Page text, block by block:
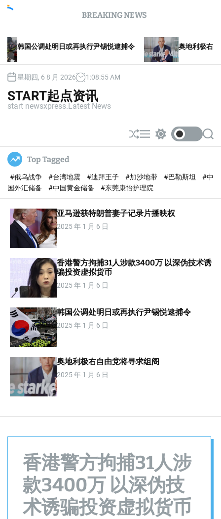
BREAKING NEWS
或再执行尹锡悦逮捕令 奥地利极右自由党将寻求组阁
星期四, 6 8 月 2026 1 :08:56AM
START起点资讯
start newsxpress.Latest News
S
h
e
M
e w
h
c
o
S
e
h
Top Tagged
#俄乌战争 #台湾地震 #迪拜王子 #加沙地带 #巴勒斯坦
#中
国外汇储备
#中国黄金储备 #东莞康怡护理院
亚马逊获特朗普妻子记录片播映权
2025 年 1 月 6 日
香港警方拘捕31人涉款3400万 以深伪技术诱
骗投资虚拟货币
2025 年 1 月 6 日
韩国公调处明日或再执行尹锡悦逮捕令
2025 年 1 月 6 日
奥地利极右自由党将寻求组阁
2025 年 1 月 6 日
香港警方拘捕31人涉
款3400万 以深伪技
术诱骗投资虚拟货币